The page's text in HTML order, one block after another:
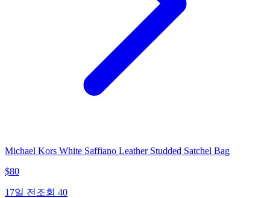
Michael Kors White Saffiano Leather Studded Satchel Bag
$80
17일 전 조회 40